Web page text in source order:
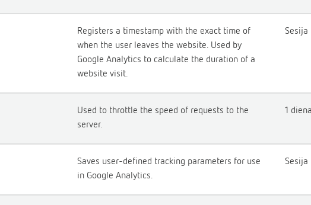
Registers a timestamp with the exact time of
when the user leaves the website. Used by
Google Analytics to calculate the duration of a
website visit.
Sesija
Used to throttle the speed of requests to the
server.
1 diena
Saves user-defined tracking parameters for use
in Google Analytics.
Sesija